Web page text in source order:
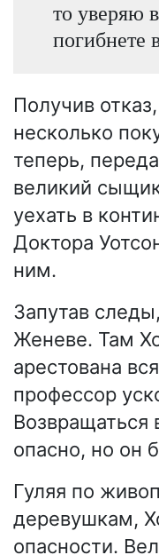
то уверяю
погибнете
Получив
несколько
теперь,
великий
уехать в
Доктора
ним.
Запутав
Женеве. Там
арестована
профессор
опасно, но он
Гуляя по
деревушкам,
опасности.